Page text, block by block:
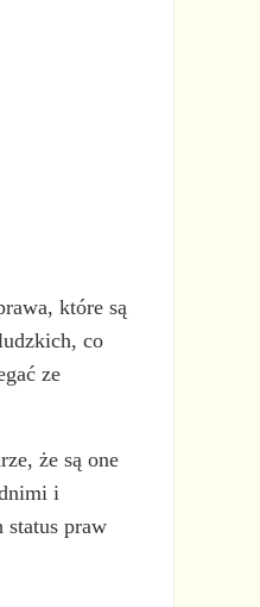
które są
co
ze
że są one
i
status praw